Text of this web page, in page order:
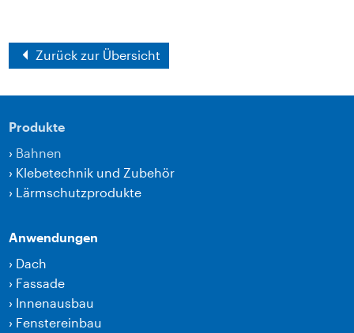
Zurück zur Übersicht
Produkte
› Bahnen
› Klebetechnik und Zubehör
› Lärmschutzprodukte
Anwendungen
› Dach
› Fassade
› Innenausbau
› Fenstereinbau